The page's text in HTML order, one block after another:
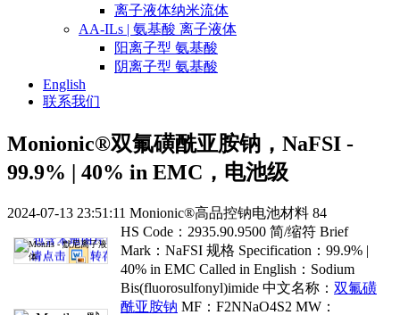
离子液体纳米流体
AA-ILs | 氨基酸 离子液体
阳离子型 氨基酸
阴离子型 氨基酸
English
联系我们
Monionic®双氟磺酰亚胺钠，NaFSI -
99.9% | 40% in EMC，电池级
2024-07-13 23:51:11 Monionic®高品控钠电池材料 84
HS Code：2935.90.9500 简/缩符 Brief
Mark：NaFSI 规格 Specification：99.9% |
40% in EMC Called in English：Sodium
Bis(fluorosulfonyl)imide 中文名称： 双氟磺
酰亚胺钠 MF：F2NNaO4S2 MW：